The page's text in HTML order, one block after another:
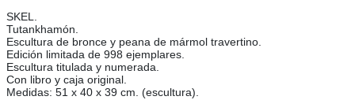
SKEL.
Tutankhamón.
Escultura de bronce y peana de mármol travertino.
Edición limitada de 998 ejemplares.
Escultura titulada y numerada.
Con libro y caja original.
Medidas: 51 x 40 x 39 cm. (escultura).